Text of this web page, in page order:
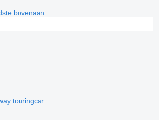
bovenaan
touringcar